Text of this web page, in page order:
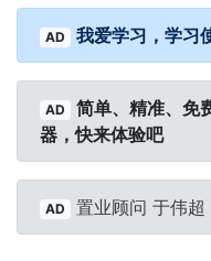
AD 我爱学习，学习
AD
简单、精准、免
器，快来体验吧
AD 置业顾问 于伟